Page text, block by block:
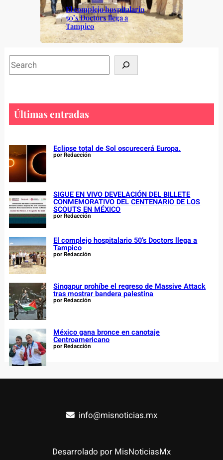
El complejo hospitalario
50’s Doctors llega a
Tampico
S
e
r
h
Últimas entradas
Eclipse total de Sol oscurecerá Europa.
por Redacción
SIGUE EN VIVO DEVELACIÓN DEL BILLETE
CONMEMORATIVO DEL CENTENARIO DE LOS
SCOUTS EN MÉXICO
por Redacción
El complejo hospitalario 50’s Doctors llega a
Tampico
por Redacción
Singapur prohíbe el regreso de Massive Attack
tras mostrar bandera palestina
por Redacción
México gana bronce en canotaje
Centroamericano
por Redacción
info@misnoticias.mx
Desarrolado por MisNoticiasMx